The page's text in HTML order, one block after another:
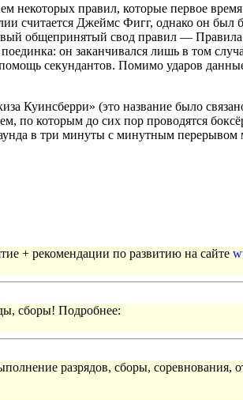
правил, которые первое время
Джеймс Фигг, однако он был
общепринятый свод правил —
он заканчивался лишь в том
секундантов. Помимо ударов
Куинсберри» (это название было
которым до сих пор проводятся
в три минуты с минутным
+ рекомендации по развитию на сайте
сборы! Подробнее:
разрядов, сборы, соревнования,